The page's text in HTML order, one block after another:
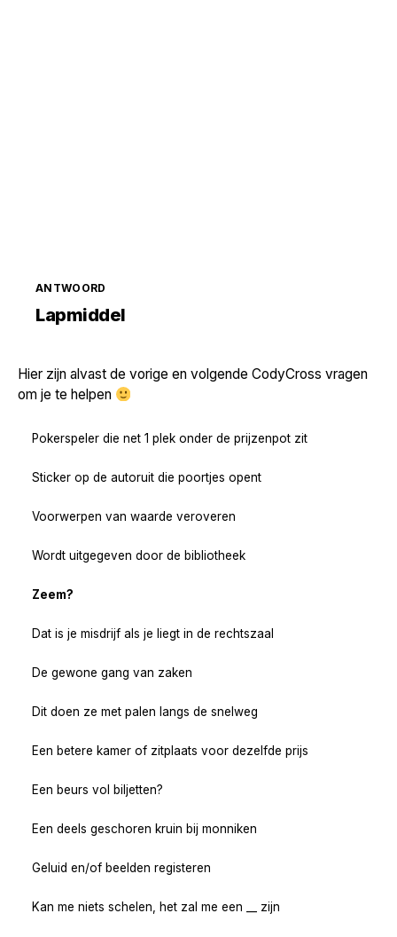
ANTWOORD
Lapmiddel
Hier zijn alvast de vorige en volgende CodyCross vragen
om je te helpen
Pokerspeler die net 1 plek onder de prijzenpot zit
Sticker op de autoruit die poortjes opent
Voorwerpen van waarde veroveren
Wordt uitgegeven door de bibliotheek
Zeem?
Dat is je misdrijf als je liegt in de rechtszaal
De gewone gang van zaken
Dit doen ze met palen langs de snelweg
Een betere kamer of zitplaats voor dezelfde prijs
Een beurs vol biljetten?
Een deels geschoren kruin bij monniken
Geluid en/of beelden registeren
Kan me niets schelen, het zal me een __ zijn